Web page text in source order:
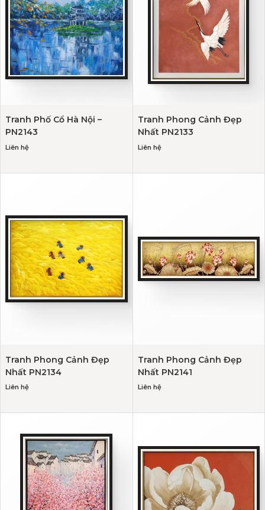
Tranh Phố Cổ Hà Nội –
PN2143
Liên hệ
Tranh Phong Cảnh Đẹp
Nhất PN2133
Liên hệ
Tranh Phong Cảnh Đẹp
Nhất PN2134
Liên hệ
Tranh Phong Cảnh Đẹp
Nhất PN2141
Liên hệ